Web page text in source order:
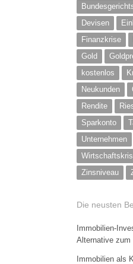
Devisen
Finanzkrise
Gold
kostenlos
Neukunden
Rendite
Sparkonto
Unternehmen
Zinsniveau
Die neusten
Immobilien-
Alternative zum
Immobilien als